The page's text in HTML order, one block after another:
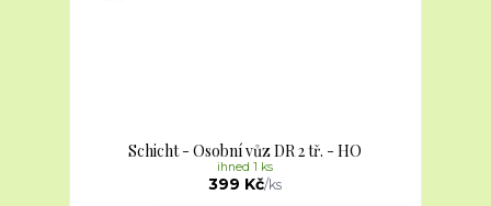
Schicht - Osobní vůz DR 2 tř. - HO
399 Kč/ks
ihned 1 ks